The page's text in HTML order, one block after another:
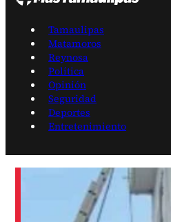
Tamaulipas
Matamoros
Reynosa
Política
Opinión
Seguridad
Deportes
Entretenimiento